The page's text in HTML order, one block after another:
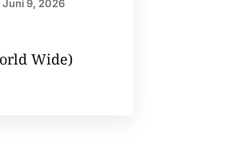
Juni 9, 2026
Wide)